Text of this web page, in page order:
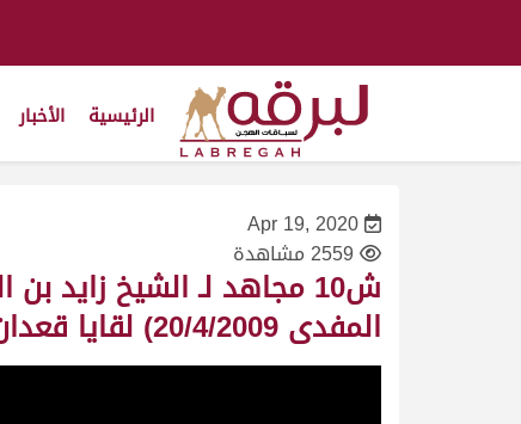
الرئيسية الأخبار
Apr 19, 2020
2559 مشاهدة
ش10 مجاهد لـ الشيخ
المفدى 20/4/2009) لقايا قعدان مفتوح 7:49:7